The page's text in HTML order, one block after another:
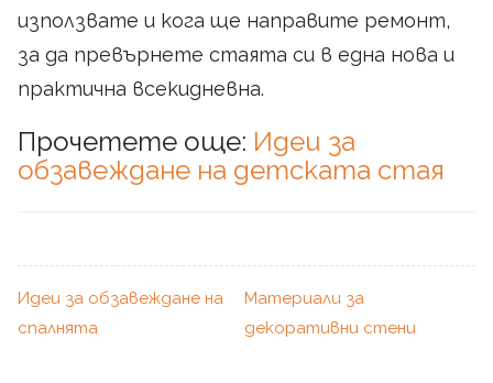
използвате и кога ще направите ремонт,
за да превърнете стаята си в една нова и
практична всекидневна.
Прочетете още: Идеи за
обзавеждане на детската стая
Идеи за обзавеждане на
спалнята
Материали за
декоративни стени